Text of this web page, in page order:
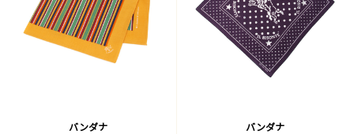
バンダナ
バンダナ